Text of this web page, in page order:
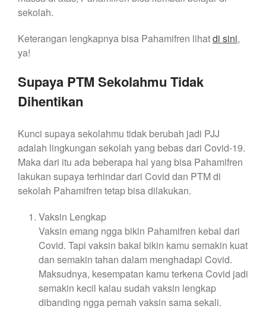
sekolah.
Keterangan lengkapnya bisa Pahamifren lihatdi sini,
ya!
Supaya PTM Sekolahmu Tidak
Dihentikan
Kunci supaya sekolahmu tidak berubah jadi PJJ
adalah lingkungan sekolah yang bebas dari Covid-19.
Maka dari itu ada beberapa hal yang bisa Pahamifren
lakukan supaya terhindar dari Covid dan PTM di
sekolah Pahamifren tetap bisa dilakukan.
Vaksin Lengkap
Vaksin emang ngga bikin Pahamifren kebal dari
Covid. Tapi vaksin bakal bikin kamu semakin kuat
dan semakin tahan dalam menghadapi Covid.
Maksudnya, kesempatan kamu terkena Covid jadi
semakin kecil kalau sudah vaksin lengkap
dibanding ngga pernah vaksin sama sekali.